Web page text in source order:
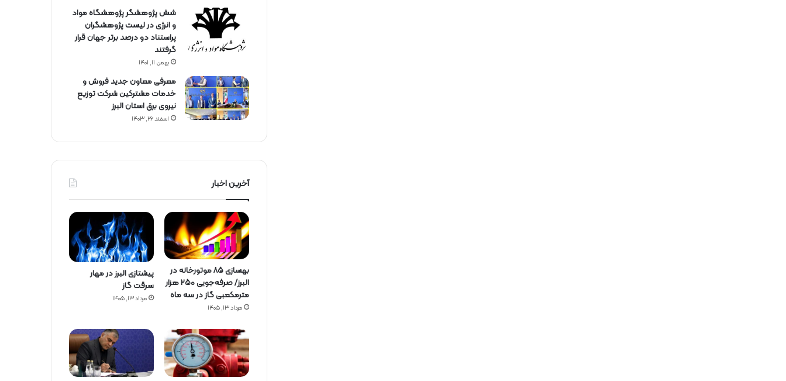
شش پژوهشگر پژوهشگاه مواد
و انرژی در لیست پژوهشگران
پراستناد دو درصد برتر جهان قرار
گرفتند
بهمن ۱۱, ۱۴۰۱
معرفی معاون جدید فروش و
خدمات مشتركین شركت توزیع
نیروی برق استان البرز
اسفند ۲۶, ۱۴۰۳
آخرین اخبار
بهسازی ۸۵ موتورخانه در
البرز/ صرفه‌جویی ۲۵۰ هزار
مترمکعبی گاز در سه ماه
مرداد ۱۳, ۱۴۰۵
پیشتازی البرز در مهار
سرقت گاز
مرداد ۱۳, ۱۴۰۵